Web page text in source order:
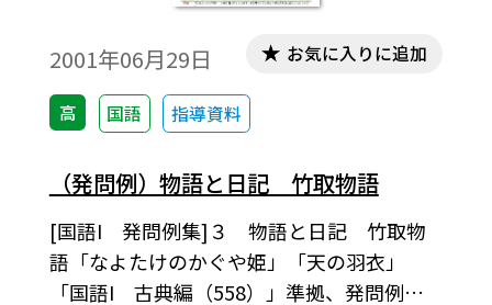
2001年06月29日
高 国語 指導資料
お気に入りに追加
（発問例）物語と日記 竹取物語
[国語I 発問例集]３ 物語と日記 竹取物
語「なよたけのかぐや姫」「天の羽衣」
「国語I 古典編（558）」準拠、発問例集